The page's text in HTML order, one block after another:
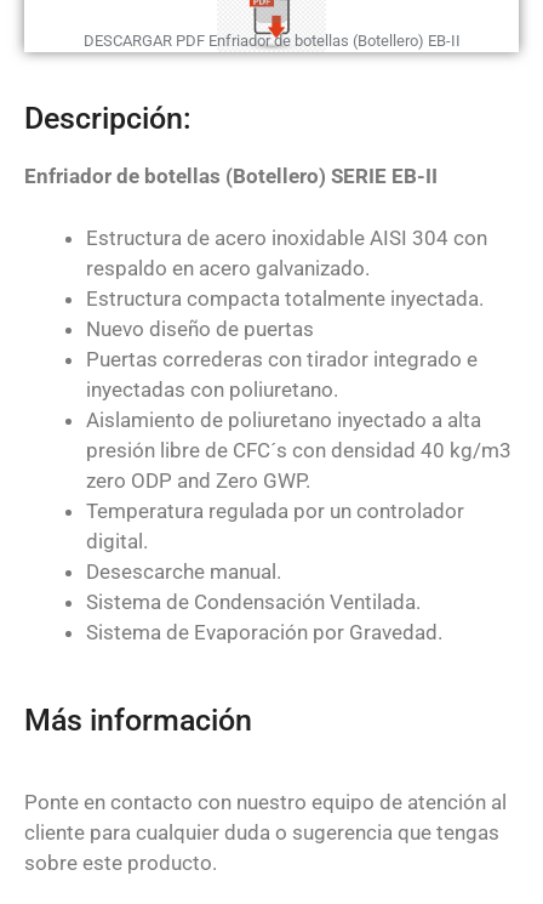
DESCARGAR PDF Enfriador de botellas (Botellero) EB-II
Descripción:
Enfriador de botellas (Botellero) SERIE EB-II
Estructura de acero inoxidable AISI 304 con
respaldo en acero galvanizado.
Estructura compacta totalmente inyectada.
Nuevo diseño de puertas
Puertas correderas con tirador integrado e
inyectadas con poliuretano.
Aislamiento de poliuretano inyectado a alta
presión libre de CFC´s con densidad 40 kg/m3
zero ODP and Zero GWP.
Temperatura regulada por un controlador
digital.
Desescarche manual.
Sistema de Condensación Ventilada.
Sistema de Evaporación por Gravedad.
Más información
Ponte en contacto con nuestro equipo de atención al
cliente para cualquier duda o sugerencia que tengas
sobre este producto.